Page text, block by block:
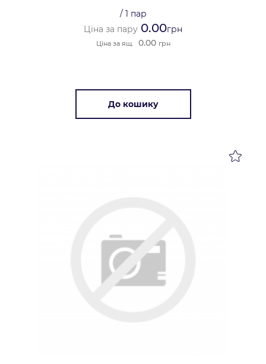
/ 1 пар
Ціна за пару 0.00грн
Ціна за ящ. 0.00 грн
До кошику